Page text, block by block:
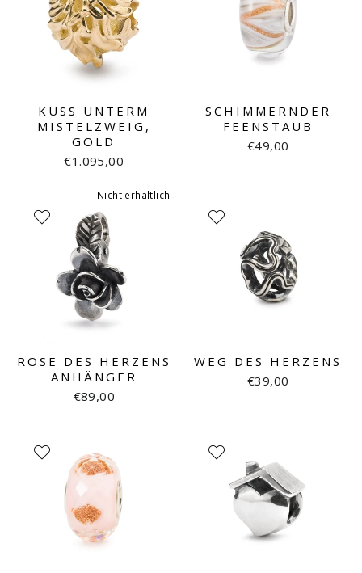
KUSS UNTERM
MISTELZWEIG,
GOLD
€1.095,00
SCHIMMERNDER
FEENSTAUB
€49,00
Nicht erhältlich
ROSE DES HERZENS
ANHÄNGER
€89,00
WEG DES HERZENS
€39,00